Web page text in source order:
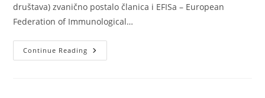
društava) zvanično postalo članica i EFISa – European
Federation of Immunological…
Continue Reading Udruženje
Imunologa